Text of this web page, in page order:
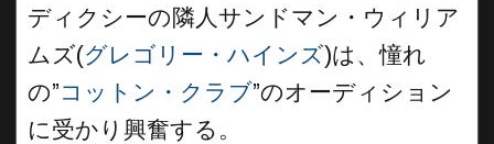
ディクシーの隣人サンドマン・ウィリア
ムズ(グレゴリー・ハインズ)は、憧れ
の”コットン・クラブ”のオーディション
に受かり興奮する。